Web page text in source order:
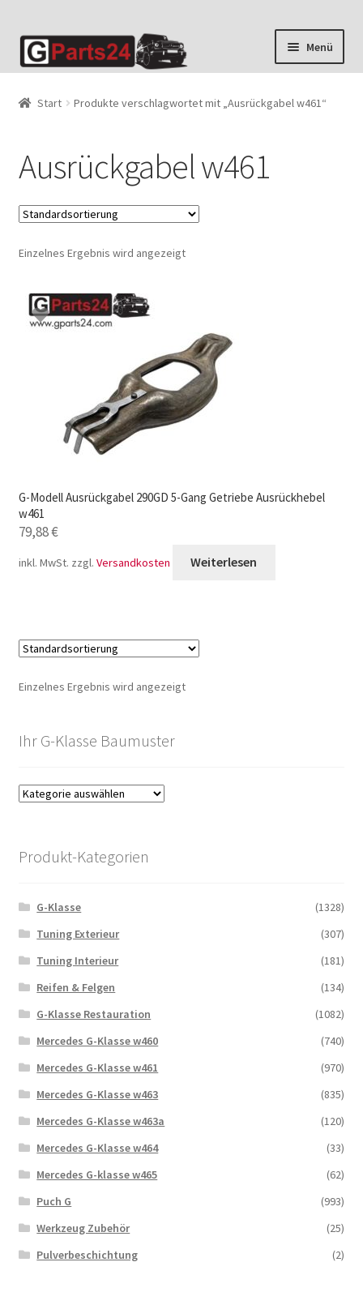
Zur
Navigation
Zum
Inhalt
Menü
Start Produkte verschlagwortet mit „Ausrückgabel w461“
Ausrückgabel w461
Einzelnes Ergebnis wird angezeigt
G-Modell Ausrückgabel 290GD 5-Gang Getriebe Ausrückhebel
w461
79,88€
inkl. MwSt. zzgl. Versandkosten Weiterlesen
Einzelnes Ergebnis wird angezeigt
Ihr G-Klasse Baumuster
Produkt-Kategorien
G-Klasse
(1328)
Tuning Exterieur
(307)
Tuning Interieur
(181)
Reifen & Felgen
(134)
G-Klasse Restauration
(1082)
Mercedes G-Klasse w460
(740)
Mercedes G-Klasse w461
(970)
Mercedes G-Klasse w463
(835)
Mercedes G-Klasse w463a
(120)
Mercedes G-Klasse w464
(33)
Mercedes G-klasse w465
(62)
Puch G
(993)
Werkzeug Zubehör
(25)
Pulverbeschichtung
(2)